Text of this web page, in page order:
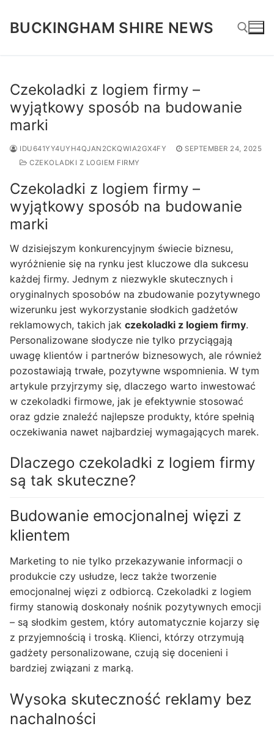
content
BUCKINGHAM SHIRE NEWS
Czekoladki z logiem firmy –
wyjątkowy sposób na budowanie
marki
IDU641YY4UYH4QJAN2CKQWIA2GX4FY
SEPTEMBER 24, 2025
CZEKOLADKI Z LOGIEM FIRMY
Czekoladki z logiem firmy –
wyjątkowy sposób na budowanie
marki
W dzisiejszym konkurencyjnym świecie biznesu,
wyróżnienie się na rynku jest kluczowe dla sukcesu
każdej firmy. Jednym z niezwykle skutecznych i
oryginalnych sposobów na zbudowanie pozytywnego
wizerunku jest wykorzystanie słodkich gadżetów
reklamowych, takich jak czekoladki z logiem firmy.
Personalizowane słodycze nie tylko przyciągają
uwagę klientów i partnerów biznesowych, ale również
pozostawiają trwałe, pozytywne wspomnienia. W tym
artykule przyjrzymy się, dlaczego warto inwestować
w czekoladki firmowe, jak je efektywnie stosować
oraz gdzie znaleźć najlepsze produkty, które spełnią
oczekiwania nawet najbardziej wymagających marek.
Dlaczego czekoladki z logiem firmy
są tak skuteczne?
Budowanie emocjonalnej więzi z
klientem
Marketing to nie tylko przekazywanie informacji o
produkcie czy usłudze, lecz także tworzenie
emocjonalnej więzi z odbiorcą. Czekoladki z logiem
firmy stanowią doskonały nośnik pozytywnych emocji
– są słodkim gestem, który automatycznie kojarzy się
z przyjemnością i troską. Klienci, którzy otrzymują
gadżety personalizowane, czują się docenieni i
bardziej związani z marką.
Wysoka skuteczność reklamy bez
nachalności